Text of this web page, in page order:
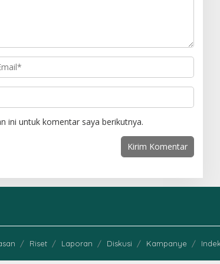
ini untuk komentar saya berikutnya.
Riset Laporan Diskusi Kampanye